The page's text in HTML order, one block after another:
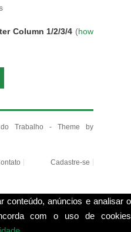
Column 1/2/3/4 (how
Trabalho - Theme by
Cadastre-se
conteúdo, anúncios e analisar o
com o uso de cookies